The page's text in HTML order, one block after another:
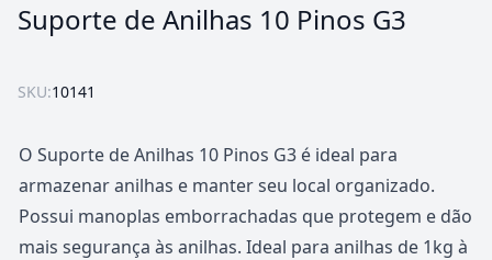
Suporte de Anilhas 10 Pinos G3
SKU:10141
O Suporte de Anilhas 10 Pinos G3 é ideal para
armazenar anilhas e manter seu local organizado.
Possui manoplas emborrachadas que protegem e dão
mais segurança às anilhas. Ideal para anilhas de 1kg à